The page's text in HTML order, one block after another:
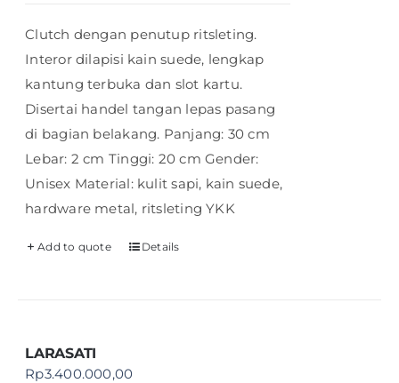
Clutch dengan penutup ritsleting.
Interor dilapisi kain suede, lengkap
kantung terbuka dan slot kartu.
Disertai handel tangan lepas pasang
di bagian belakang. Panjang: 30 cm
Lebar: 2 cm Tinggi: 20 cm Gender:
Unisex Material: kulit sapi, kain suede,
hardware metal, ritsleting YKK
Add to quote Details
LARASATI
Rp3.400.000,00